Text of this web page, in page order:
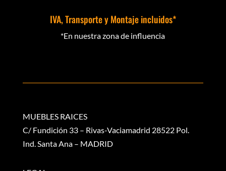
IVA, Transporte y Montaje incluidos*
*En nuestra zona de influencia
MUEBLES RAICES
C/ Fundición 33 – Rivas-Vaciamadrid 28522 Pol.
Ind. Santa Ana – MADRID